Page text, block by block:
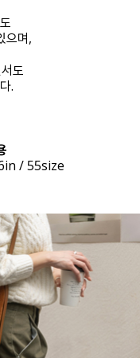
으며,
도
.
/ 55size